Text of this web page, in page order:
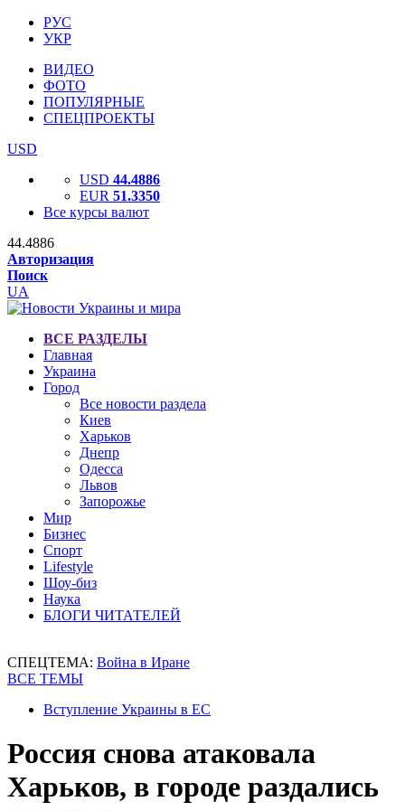
РУС
УКР
ВИДЕО
ФОТО
ПОПУЛЯРНЫЕ
СПЕЦПРОЕКТЫ
USD
USD 44.4886
EUR 51.3350
Все курсы валют
44.4886
Авторизация
Поиск
UA
ВСЕ РАЗДЕЛЫ
Главная
Украина
Город
Все новости раздела
Киев
Харьков
Днепр
Одесса
Львов
Запорожье
Мир
Бизнес
Спорт
Lifestyle
Шоу-биз
Наука
БЛОГИ ЧИТАТЕЛЕЙ
СПЕЦТЕМА: Война в Иране
ВСЕ ТЕМЫ
Вступление Украины в ЕС
Россия снова атаковала
Харьков, в городе раздались